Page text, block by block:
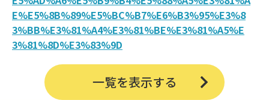
E%E5%8B%89%E5%BC%B7%E6%B3%95%E3%8
3%BB%E3%81%A4%E3%81%BE%E3%81%A5%E
3%81%8D%E3%83%9D
一覧を表示する